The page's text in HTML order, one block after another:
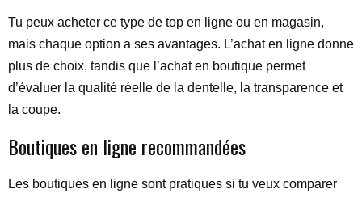
Tu peux acheter ce type de top en ligne ou en magasin,
mais chaque option a ses avantages. L’achat en ligne donne
plus de choix, tandis que l’achat en boutique permet
d’évaluer la qualité réelle de la dentelle, la transparence et
la coupe.
Boutiques en ligne recommandées
Les boutiques en ligne sont pratiques si tu veux comparer